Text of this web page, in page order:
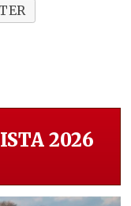
2026